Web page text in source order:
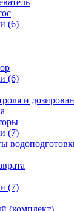
(6)
(6)
и
(7)
(7)
(комплект)